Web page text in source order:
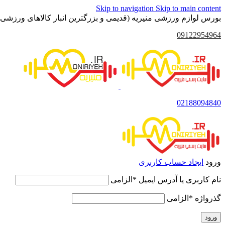
Skip to navigation Skip to main content
بورس لوازم ورزشی منیریه (قدیمی و بزرگترین انبار کالاهای ورزشی
09122954964
02188094840
ورود ایجاد حساب کاربری
نام کاربری یا آدرس ایمیل * الزامی
گذرواژه * الزامی
ورود